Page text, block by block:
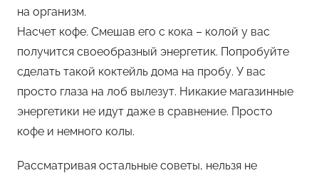
на организм.
Насчет кофе. Смешав его с кока – колой у вас
получится своеобразный энергетик. Попробуйте
сделать такой коктейль дома на пробу. У вас
просто глаза на лоб вылезут. Никакие магазинные
энергетики не идут даже в сравнение. Просто
кофе и немного колы.
Рассматривая остальные советы, нельзя не